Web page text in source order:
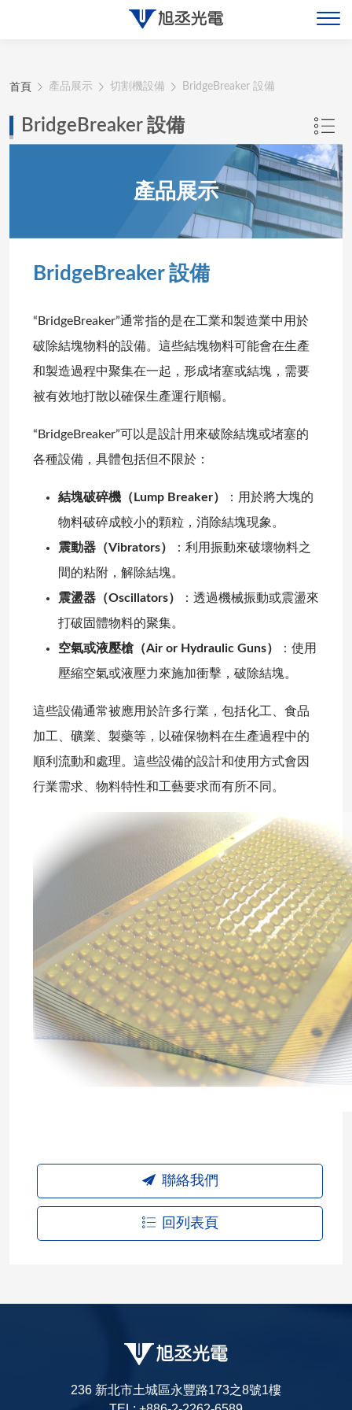
最新消息
產品展示
聯絡旭丞
首頁 產品展示 切割機設備 BridgeBreaker 設備
BridgeBreaker 設備
產品展示
BridgeBreaker 設備
“BridgeBreaker”通常指的是在工業和製造業中用於
破除結塊物料的設備。這些結塊物料可能會在生產
和製造過程中聚集在一起，形成堵塞或結塊，需要
被有效地打散以確保生產運行順暢。
“BridgeBreaker”可以是設計用來破除結塊或堵塞的
各種設備，具體包括但不限於：
結塊破碎機（Lump Breaker）
：用於將大塊的
物料破碎成較小的顆粒，消除結塊現象。
震動器（Vibrators）
：利用振動來破壞物料之
間的粘附，解除結塊。
震盪器（Oscillators）
：透過機械振動或震盪來
打破固體物料的聚集。
空氣或液壓槍（Air or Hydraulic Guns）
：使用
壓縮空氣或液壓力來施加衝擊，破除結塊。
這些設備通常被應用於許多行業，包括化工、食品
加工、礦業、製藥等，以確保物料在生產過程中的
順利流動和處理。這些設備的設計和使用方式會因
行業需求、物料特性和工藝要求而有所不同。
聯絡我們
回列表頁
236 新北市土城區永豐路173之8號1樓